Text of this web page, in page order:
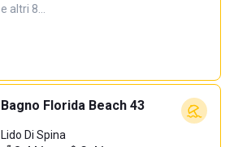
e altri 8…
Bagno Florida Beach 43
Lido Di Spina